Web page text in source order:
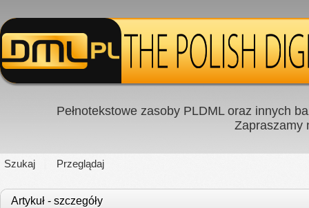
Pełnotekstowe zasoby PLDML oraz innych
Zapraszamy
Szukaj Przeglądaj
Artykuł - szczegóły